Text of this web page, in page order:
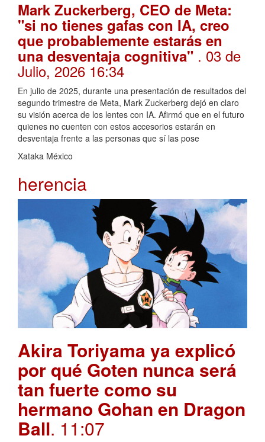
Mark Zuckerberg, CEO de Meta:
"si no tienes gafas con IA, creo
que probablemente estarás en
una desventaja cognitiva" . 03 de
Julio, 2026 16:34
En julio de 2025, durante una presentación de resultados del
segundo trimestre de Meta, Mark Zuckerberg dejó en claro
su visión acerca de los lentes con IA. Afirmó que en el futuro
quienes no cuenten con estos accesorios estarán en
desventaja frente a las personas que sí las pose
Xataka México
herencia
Akira Toriyama ya explicó
por qué Goten nunca será
tan fuerte como su
hermano Gohan en Dragon
Ball. 11:07